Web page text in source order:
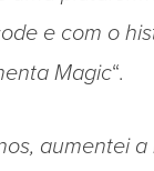
e com o
Magic“.
aumentei a